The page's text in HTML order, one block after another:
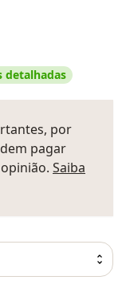
detalhadas
por
pagar
Saiba